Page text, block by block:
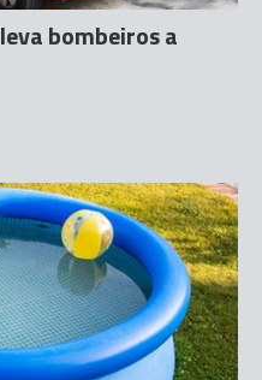
bombeiros a